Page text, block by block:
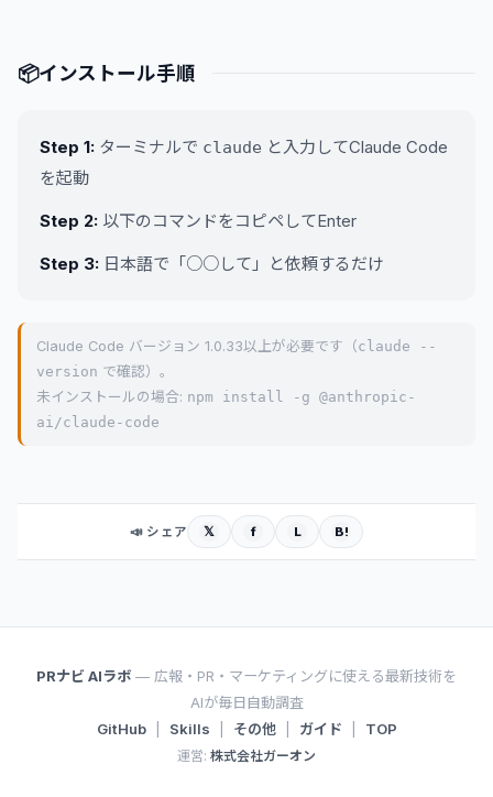
📦インストール手順
Step 1: ターミナルで claude と入力してClaude Code
を起動
Step 2: 以下のコマンドをコピペしてEnter
Step 3: 日本語で「○○して」と依頼するだけ
Claude Code バージョン 1.0.33以上が必要です（claude --
version で確認）。
未インストールの場合: npm install -g @anthropic-
ai/claude-code
📣 シェア 𝕏 f L B!
PRナビ AIラボ — 広報・PR・マーケティングに使える最新技術を
AIが毎日自動調査
GitHub| Skills その他| ガイド TOP
運営: 株式会社ガーオン